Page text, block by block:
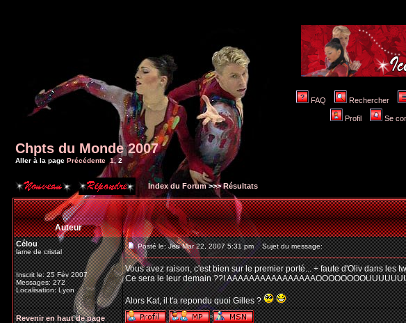
FAQ Rechercher
Profil Se
Chpts du Monde 2007
Aller à la page Précédente 1,2
Index du Forum>>>Résultats
Auteur
Célou
lame de cristal
Inscrit le: 25 Fév 2007
Messages: 272
Localisation: Lyon
Posté le: Jeu Mar 22, 2007 5:31 pm Sujet du message:
Vous avez raison, c'est bien sur le premier porté... + faute d'Oliv dans les
Ce sera le leur demain ??!
Alors Kat, il t'a repondu quoi Gilles ?
Revenir en haut de page